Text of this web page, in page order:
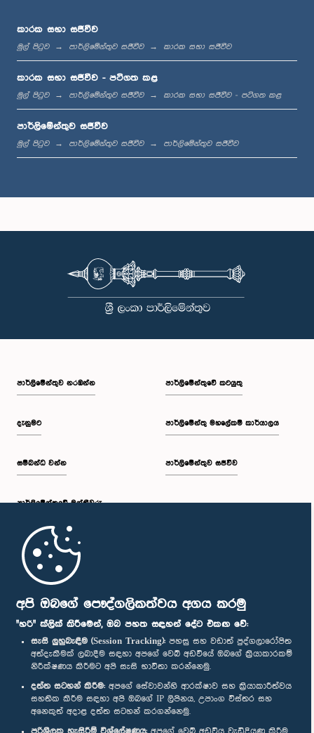
අපි ඔබගේ පෞද්ගලිකත්වය අගය කරමු
"හරි" ක්ලික් කිරීමෙන්, ඔබ පහත සඳහන් දේට එකඟ වේ:
සැසි ලුහුබැඳීම (Session Tracking): පහසු සහ වඩාත් පුද්ගලාරෝපිත
අත්දැකීමක් ලබාදීම සඳහා අපගේ වෙබ් අඩවියේ ඔබගේ ක්‍රියාකාරකම්
නිරීක්ෂණය කිරීමට අපි සැසි භාවිතා කරන්නෙමු.
දත්ත සටහන් කිරීම: අපගේ සේවාවන්හි ආරක්ෂාව සහ ක්‍රියාකාරීත්වය
සහතික කිරීම සඳහා අපි ඔබගේ IP ලිපිනය, උපාංග විස්තර සහ
අනෙකුත් අදාළ දත්ත සටහන් කරගන්නෙමු.
ප.ව. 1:23 - ප.ව. 1:33
ප.ව. 1:33 - ප.ව. 1:39
ප.ව. 1:50 - ප.ව. 1:59
ප.ව. 2:19 - ප.ව. 2:29
ප.ව. 2:29 - ප.ව. 2:37
ප.ව. 2:37 - ප.ව. 2:46
ප.ව. 2:46 - ප.ව. 2:55
ප.ව. 2:55 - ප.ව. 3:05
කාරක සභා සජීවීව
මුල් පිටුව පාර්ලිමේන්තුව සජීවීව කාරක සභා සජීවීව
කාරක සභා සජීවීව - පටිගත කළ
මුල් පිටුව පාර්ලිමේන්තුව සජීවීව කාරක සභා සජීවීව - පටිගත කළ
පාර්ලිමේන්තුව සජීවීව
මුල් පිටුව පාර්ලිමේන්තුව සජීවීව පාර්ලිමේන්තුව සජීවීව
පාර්ලි‌මේන්තුව නරඹන්න
දැනුමට
සම්බන්ධ වන්න
පාර්ලි‌මේන්තුවේ මන්ත්‍රීවරු
මුල් පිටුව
පාර්ලිමේන්තුවේ කටයුතු
පාර්ලිමේන්තු මහලේකම් කාර්යාලය
පාර්ලිමේන්තුව සජීවීව
පාර්ලිමේන්තු ජංගම යෙදුම
අප හා සම්බන්ධ වී සිටින්න :
සම්මාන